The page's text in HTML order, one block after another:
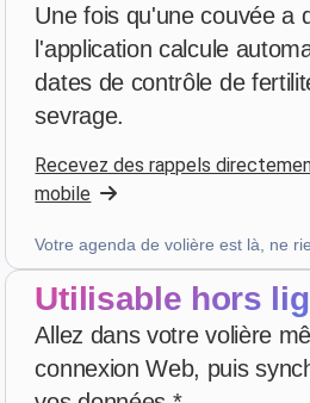
Évaluation cinq étoiles
il y a 3 semaines
star star
bruno peri ·Italia
star starstarstar star
Une fois qu'une couvée a
l'application calcule
dates de contrôle de
sevrage.
Recevez des rappels
mobile
Votre agenda de volière est là, ne
Utilisable hors
Allez dans votre volière
connexion Web, puis